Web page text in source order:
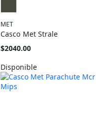
MET
Casco Met Strale
Tan
como
$2040.00
Disponible